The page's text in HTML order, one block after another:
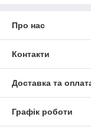
Про нас
Контакти
Доставка та
Графік роботи